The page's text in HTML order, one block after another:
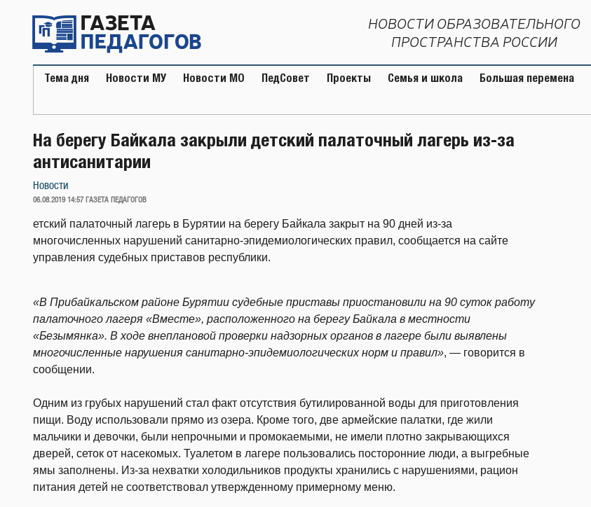
содержимому
НОВОСТИ ОБРАЗОВАТЕЛЬНОГО
ПРОСТРАНСТВА РОССИИ
Тема дня Новости МУ Новости МО ПедСовет Проекты Семья и школа Большая перемена
На берегу Байкала закрыли детский палаточный лагерь из-за
антисанитарии
Новости
ОПУБЛИКОВАНО
06.08.2019 14:57 ГАЗЕТА ПЕДАГОГОВ
етский палаточный лагерь в Бурятии на берегу Байкала закрыт на 90 дней из-за
многочисленных нарушений санитарно-эпидемиологических правил, сообщается на сайте
управления судебных приставов республики.
«В Прибайкальском районе Бурятии судебные приставы приостановили на 90 суток работу
палаточного лагеря «Вместе», расположенного на берегу Байкала в местности
«Безымянка». В ходе внеплановой проверки надзорных органов в лагере были выявлены
многочисленные нарушения санитарно-эпидемиологических норм и правил», — говорится в
сообщении.
Одним из грубых нарушений стал факт отсутствия бутилированной воды для приготовления
пищи. Воду использовали прямо из озера. Кроме того, две армейские палатки, где жили
мальчики и девочки, были непрочными и промокаемыми, не имели плотно закрывающихся
дверей, сеток от насекомых. Туалетом в лагере пользовались посторонние люди, а выгребные
ямы заполнены. Из-за нехватки холодильников продукты хранились с нарушениями, рацион
питания детей не соответствовал утвержденному примерному меню.